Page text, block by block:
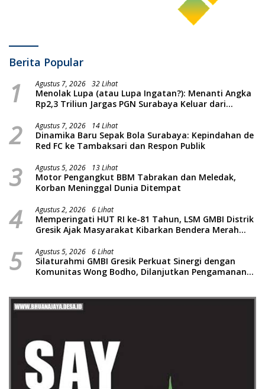
Berita Popular
1 Agustus 7, 2026 32 Lihat
Menolak Lupa (atau Lupa Ingatan?): Menanti Angka
Rp2,3 Triliun Jargas PGN Surabaya Keluar dari
2 Agustus 7, 2026 14 Lihat
Dinamika Baru Sepak Bola Surabaya: Kepindahan de
Red FC ke Tambaksari dan Respon Publik
3 Agustus 5, 2026 13 Lihat
Motor Pengangkut BBM Tabrakan dan Meledak,
Korban Meninggal Dunia Ditempat
4 Agustus 2, 2026 6 Lihat
Memperingati HUT RI ke-81 Tahun, LSM GMBI Distrik
Gresik Ajak Masyarakat Kibarkan Bendera Merah
5 Agustus 5, 2026 6 Lihat
Silaturahmi GMBI Gresik Perkuat Sinergi dengan
Komunitas Wong Bodho, Dilanjutkan Pengamanan